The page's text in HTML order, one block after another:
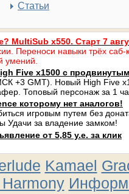
Статьи
MultiSub x550. Старт 7
Переноси навыки трёх саб-
умений.
Five x1500 с
+3 GMT). Новый High Five
Топовый персонаж за 1
которому нет аналогов!
игровым путем без
Удачи за владение замком!
от 5,85 у.е. за клик
Kamael